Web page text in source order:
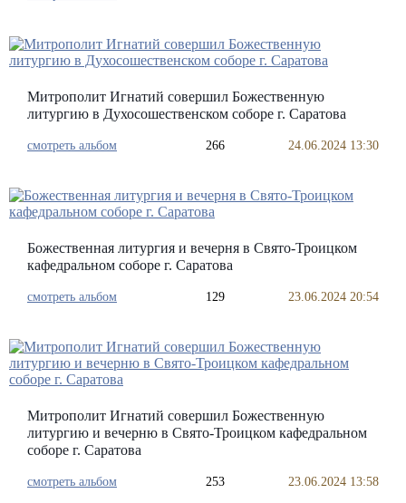
Митрополит Игнатий совершил Божественную
литургию в Духосошественском соборе г. Саратова
смотреть альбом 266 24.06.2024 13:30
Божественная литургия и вечерня в Свято-Троицком
кафедральном соборе г. Саратова
смотреть альбом 129 23.06.2024 20:54
Митрополит Игнатий совершил Божественную
литургию и вечерню в Свято-Троицком кафедральном
соборе г. Саратова
смотреть альбом 253 23.06.2024 13:58